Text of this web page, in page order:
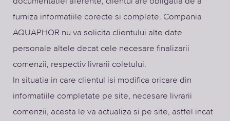
furniza informatiile corecte si complete. Compania
AQUAPHOR nu va solicita clientului alte date
personale altele decat cele necesare finalizarii
comenzii, respectiv livrarii coletului.
In situatia in care clientul isi modifica oricare din
informatiile completate pe site, necesare livrarii
comenzii, acesta le va actualiza si pe site, astfel incat